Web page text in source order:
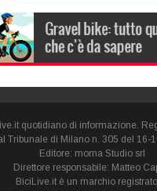
quotidiano di informazione.
Tribunale di Milano n. 305 del 16-
Editore: moma Studio srl
Direttore responsabile: Matteo
BiciLive.it è un marchio